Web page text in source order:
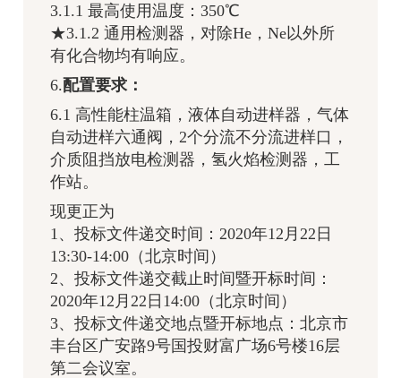
3.1.1 最高使用温度：350℃
★3.1.2 通用检测器，对除He，Ne以外所
有化合物均有响应。
6.配置要求：
6.1 高性能柱温箱，液体自动进样器，气体
自动进样六通阀，2个分流不分流进样口，
介质阻挡放电检测器，氢火焰检测器，工
作站。
现更正为
1、投标文件递交时间：2020年12月22日
13:30-14:00（北京时间）
2、投标文件递交截止时间暨开标时间：
2020年12月22日14:00（北京时间）
3、投标文件递交地点暨开标地点：北京市
丰台区广安路9号国投财富广场6号楼16层
第二会议室。